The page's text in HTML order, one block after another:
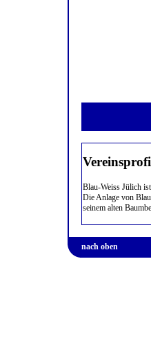
Blau-Weiss Jülich
Die Anlage von
seinem alten
nach oben